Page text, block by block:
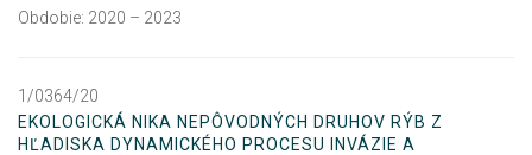
Obdobie: 2020 – 2023
1/0364/20
EKOLOGICKÁ NIKA NEPÔVODNÝCH DRUHOV RÝB Z
HĽADISKA DYNAMICKÉHO PROCESU INVÁZIE A